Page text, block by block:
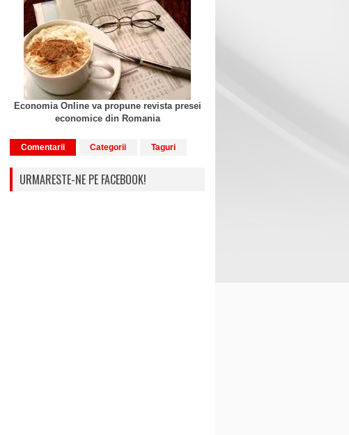
Economia Online va propune revista presei
economice din Romania
Comentarii Categorii Taguri
URMARESTE-NE PE FACEBOOK!